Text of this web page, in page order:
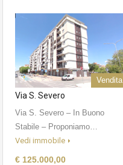
Vendita
Via S. Severo
Via S. Severo – In Buono
Stabile – Proponiamo…
Vedi immobile
€ 125.000,00